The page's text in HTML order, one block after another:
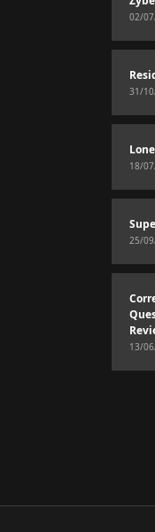
02/
31/
18/
25/
13/